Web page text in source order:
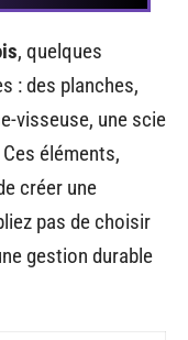
, quelques
: des planches,
visseuse, une scie
éléments,
créer une
pas de choisir
gestion durable